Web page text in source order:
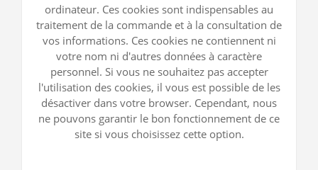
ordinateur. Ces cookies sont indispensables au
traitement de la commande et à la consultation de
vos informations. Ces cookies ne contiennent ni
votre nom ni d'autres données à caractère
personnel. Si vous ne souhaitez pas accepter
l'utilisation des cookies, il vous est possible de les
désactiver dans votre browser. Cependant, nous
ne pouvons garantir le bon fonctionnement de ce
site si vous choisissez cette option.